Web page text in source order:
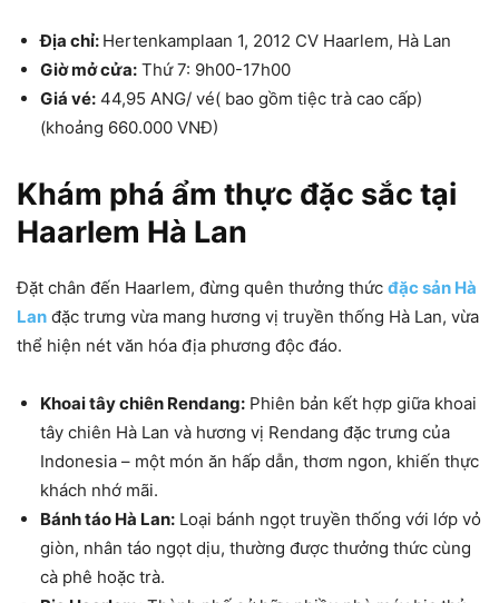
Địa chỉ: Hertenkamplaan 1, 2012 CV Haarlem, Hà Lan
Giờ mở cửa: Thứ 7: 9h00-17h00
Giá vé: 44,95 ANG/ vé( bao gồm tiệc trà cao cấp)
(khoảng 660.000 VNĐ)
Khám phá ẩm thực đặc sắc tại
Haarlem Hà Lan
Đặt chân đến Haarlem, đừng quên thưởng thức đặc sản Hà
Lan đặc trưng vừa mang hương vị truyền thống Hà Lan, vừa
thể hiện nét văn hóa địa phương độc đáo.
Khoai tây chiên Rendang: Phiên bản kết hợp giữa khoai
tây chiên Hà Lan và hương vị Rendang đặc trưng của
Indonesia – một món ăn hấp dẫn, thơm ngon, khiến thực
khách nhớ mãi.
Bánh táo Hà Lan: Loại bánh ngọt truyền thống với lớp vỏ
giòn, nhân táo ngọt dịu, thường được thưởng thức cùng
cà phê hoặc trà.